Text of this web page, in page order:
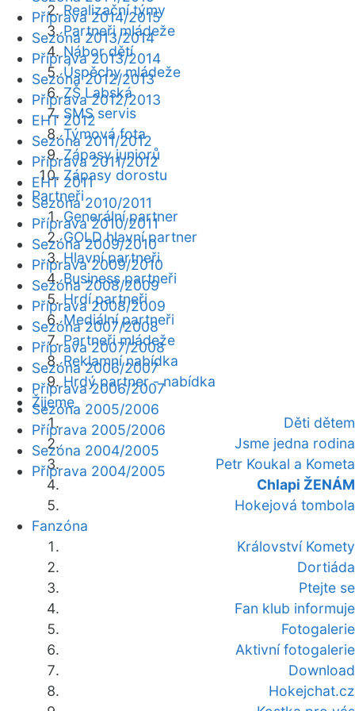
Realizační týmy
Partneři mládeže
Nábor dětí
Úspěchy mládeže
ZŠ Labská
SMS servis
Týmová fota
Zápasy juniorů
Zápasy dorostu
Partneři
Generální partner
GOLD hlavní partner
Hlavní partneři
Business partneři
Hrdí partneři
Mediální partneři
Partneři mládeže
Reklamní nabídka
Hrdý partner - nabídka
Žijeme
Děti dětem
Jsme jedna rodina
Petr Koukal a Kometa
Chlapi ŽENÁM
Hokejová tombola
Fanzóna
Království Komety
Dortiáda
Ptejte se
Fan klub informuje
Fotogalerie
Aktivní fotogalerie
Download
Hokejchat.cz
Příprava 2014/2015
Sezóna 2013/2014
Příprava 2013/2014
Sezóna 2012/2013
Příprava 2012/2013
EHT 2012
Sezóna 2011/2012
Příprava 2011/2012
EHT 2011
Sezóna 2010/2011
Příprava 2010/2011
Sezóna 2009/2010
Příprava 2009/2010
Sezóna 2008/2009
Příprava 2008/2009
Sezóna 2007/2008
Příprava 2007/2008
Sezóna 2006/2007
Příprava 2006/2007
Sezóna 2005/2006
Příprava 2005/2006
Sezóna 2004/2005
Příprava 2004/2005